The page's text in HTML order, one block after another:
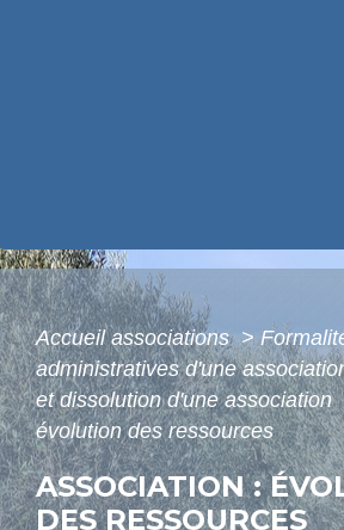
Accueil associations >
administratives d'une
et dissolution d'une association
évolution des ressources
ASSOCIATION :
DES RESSOURCES